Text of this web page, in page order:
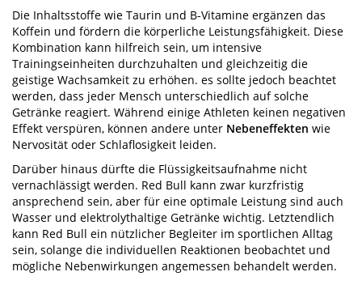
Die Inhaltsstoffe wie Taurin und B-Vitamine ergänzen das
Koffein und fördern die körperliche Leistungsfähigkeit. Diese
Kombination kann hilfreich sein, um intensive
Trainingseinheiten durchzuhalten und gleichzeitig die
geistige Wachsamkeit zu erhöhen. es sollte jedoch beachtet
werden, dass jeder Mensch unterschiedlich auf solche
Getränke reagiert. Während einige Athleten keinen negativen
Effekt verspüren, können andere unter Nebeneffekten wie
Nervosität oder Schlaflosigkeit leiden.
Darüber hinaus dürfte die Flüssigkeitsaufnahme nicht
vernachlässigt werden. Red Bull kann zwar kurzfristig
ansprechend sein, aber für eine optimale Leistung sind auch
Wasser und elektrolythaltige Getränke wichtig. Letztendlich
kann Red Bull ein nützlicher Begleiter im sportlichen Alltag
sein, solange die individuellen Reaktionen beobachtet und
mögliche Nebenwirkungen angemessen behandelt werden.